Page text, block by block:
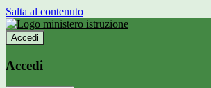
Salta al contenuto
Accedi
Accedi